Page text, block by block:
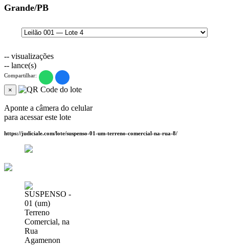
Grande/PB
-- visualizações
-- lance(s)
Compartilhar:
×
Aponte a câmera do celular
para acessar este lote
https://judiciale.com/lote/suspenso-01-um-terreno-comercial-na-rua-8/